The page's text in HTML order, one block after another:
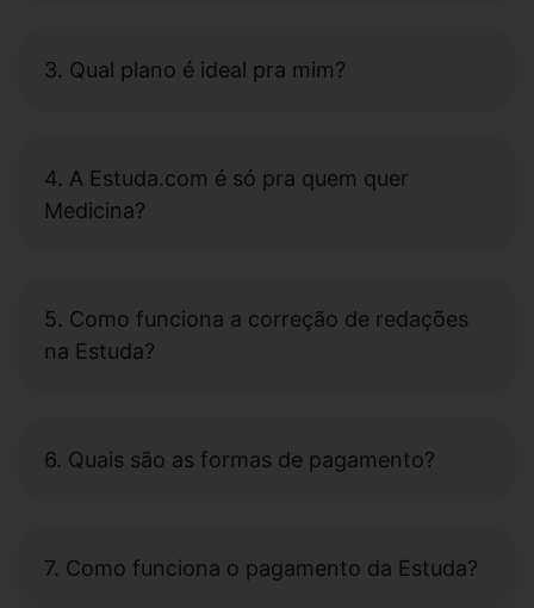
3. Qual plano é ideal pra mim?
4. A Estuda.com é só pra quem quer
Medicina?
5. Como funciona a correção de redações
na Estuda?
6. Quais são as formas de pagamento?
7. Como funciona o pagamento da Estuda?